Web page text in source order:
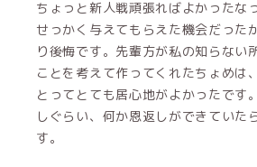
ちょっと新人戦頑張ればよかったな
せっかく与えてもらえた機会だった
り後悔です。先輩方が私の知らない
ことを考えて作ってくれたちょめは
とってとても居心地がよかったです
しぐらい、何か恩返しができていた
す。